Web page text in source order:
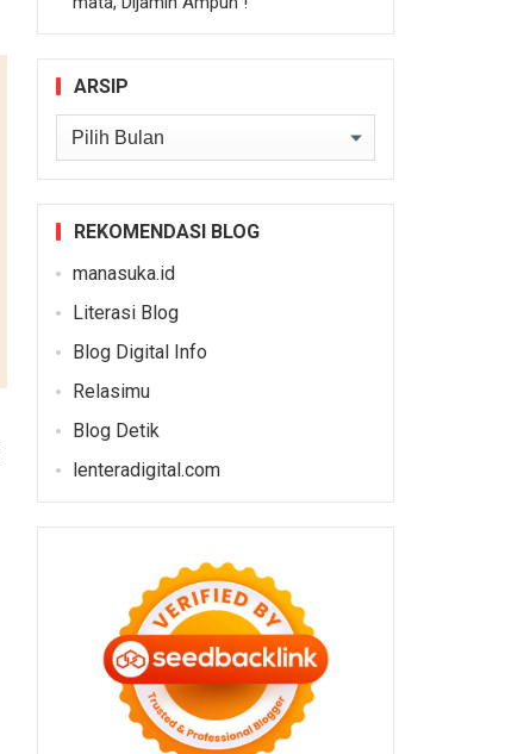
ARSIP
Arsip
REKOMENDASI BLOG
manasuka.id
Literasi Blog
Blog Digital Info
Relasimu
Blog Detik
lenteradigital.com